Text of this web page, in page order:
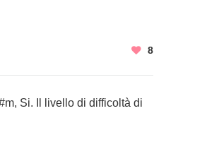
8
Si. Il livello di difficoltà di